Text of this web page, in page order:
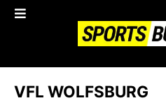
VFL WOLFSBURG